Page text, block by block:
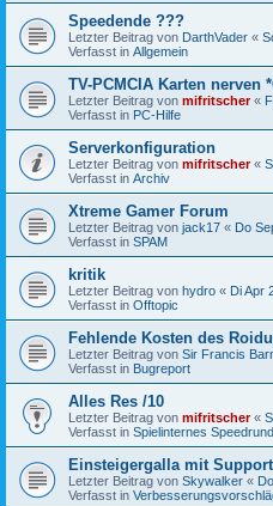
Speedende ???
Letzter Beitrag von DarthVader «
Verfasst in Allgemein
TV-PCMCIA Karten nerven
Letzter Beitrag von mifritscher«
Verfasst in PC-Hilfe
Serverkonfiguration
Letzter Beitrag von mifritscher«
Verfasst in Archiv
Xtreme Gamer Forum
Letzter Beitrag von jack17 « Do
Verfasst in SPAM
kritik
Letzter Beitrag von hydro « Di Apr
Verfasst in Offtopic
Fehlende Kosten des
Letzter Beitrag von Sir Francis
Verfasst in Bugreport
Alles Res /10
Letzter Beitrag von mifritscher«
Verfasst in Spielinternes
Einsteigergalla mit
Letzter Beitrag von Skywalker «
Verfasst in